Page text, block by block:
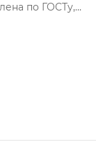
по ГОСТу,
поясах РК.
EXW г. Актау.
м. По
труб
и могут